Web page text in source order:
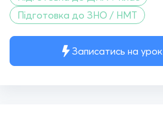
Записатись на урок
Підготовка до ЗНО / НМТ